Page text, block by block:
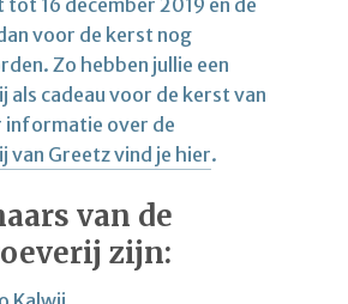
voor de kerst nog
Zo hebben jullie een
als cadeau voor de kerst van
informatie over de
van Greetz vind je hier.
van de
zijn: